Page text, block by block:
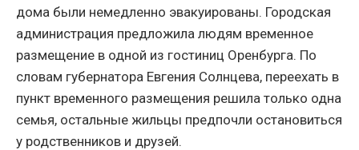
дома были немедленно эвакуированы. Городская
администрация предложила людям временное
размещение в одной из гостиниц Оренбурга. По
словам губернатора Евгения Солнцева, переехать в
пункт временного размещения решила только одна
семья, остальные жильцы предпочли остановиться
у родственников и друзей.